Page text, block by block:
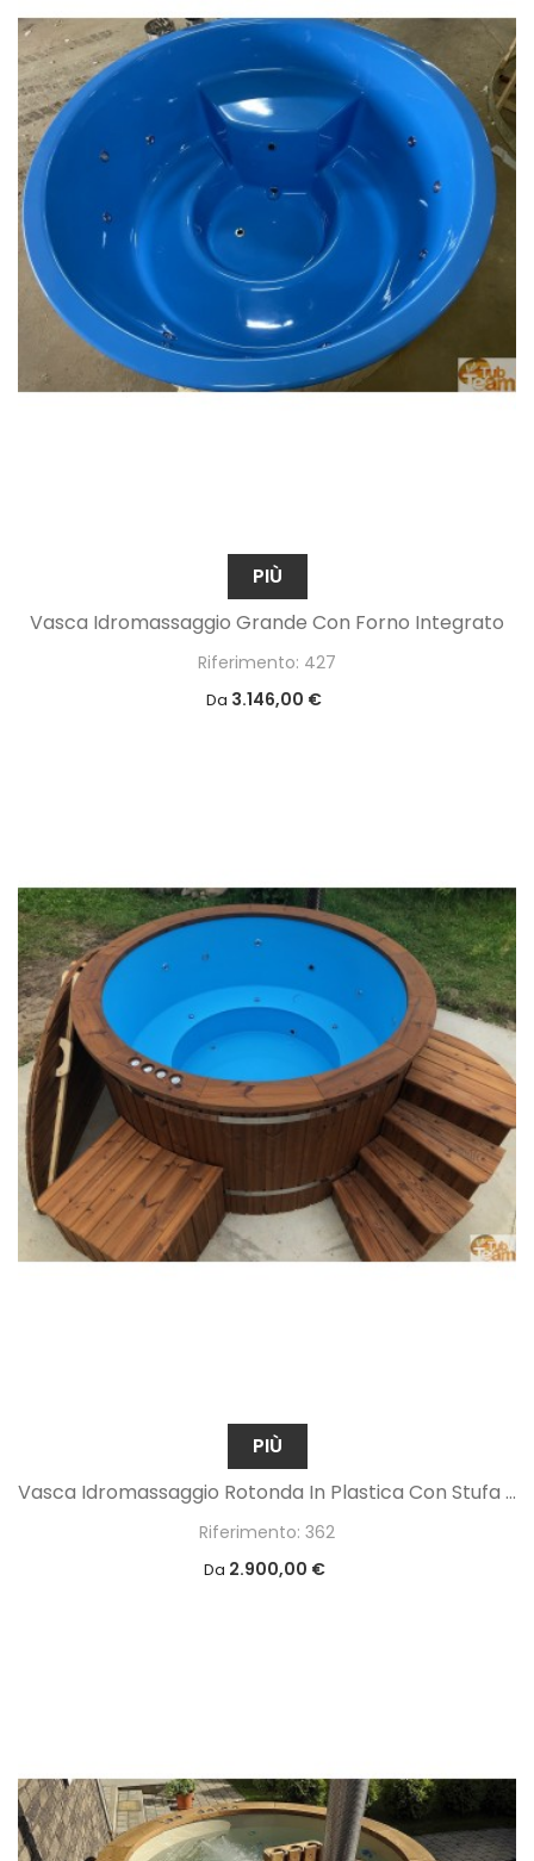
PIÙ
Vasca Idromassaggio Grande Con Forno Integrato
Riferimento: 427
Da 3.146,00 €
PIÙ
Vasca Idromassaggio Rotonda In Plastica Con Stufa Esterna In Acciaio Inox
Riferimento: 362
Da 2.900,00 €